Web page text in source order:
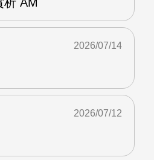
2026/07/14
2026/07/12